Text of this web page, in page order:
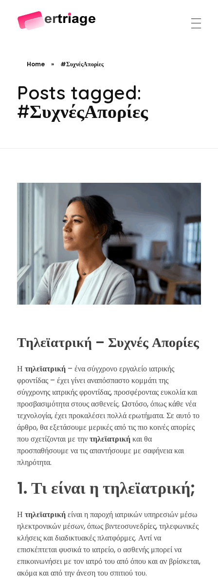
Home » #ΣυχνέςΑπορίες
Posts tagged:
#ΣυχνέςΑπορίες
Τηλεϊατρική – Συχνές Απορίες
Η τηλεϊατρική – ένα σύγχρονο εργαλείο ιατρικής
φροντίδας – έχει γίνει αναπόσπαστο κομμάτι της
σύγχρονης ιατρικής φροντίδας, προσφέροντας ευκολία και
προσβασιμότητα στους ασθενείς. Ωστόσο, όπως κάθε νέα
τεχνολογία, έχει προκαλέσει πολλά ερωτήματα. Σε αυτό το
άρθρο, θα εξετάσουμε μερικές από τις πιο κοινές απορίες
που σχετίζονται με τηντηλεϊατρικήκαι θα
προσπαθήσουμε να τις απαντήσουμε με σαφήνεια και
πληρότητα.
1. Τι είναι η τηλεϊατρική;
Η τηλεϊατρικήείναι η παροχή ιατρικών υπηρεσιών μέσω
ηλεκτρονικών μέσων, όπως βιντεοσυνεδρίες, τηλεφωνικές
κλήσεις και διαδικτυακές πλατφόρμες. Αντί να
επισκέπτεται φυσικά το ιατρείο, ο ασθενής μπορεί να
επικοινωνήσει με τον ιατρό του από όπου και αν βρίσκεται,
ακόμα και από την άνεση του σπιτιού του.